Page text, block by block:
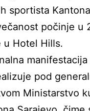
sportista Kantona
počinje u
u Hotel Hills.
pod
Ministarstvo